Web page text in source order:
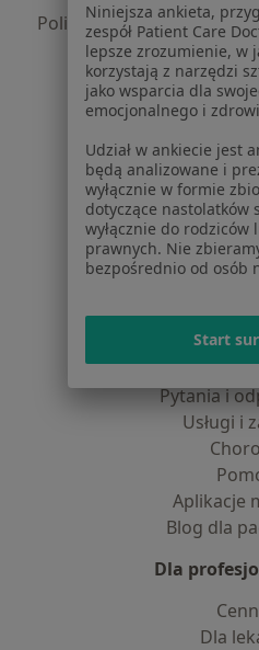
Polityka prywatności dla
dane
Polityka
Jak działają
O
Praca
Centrum
Placówki
Pytania i
Usługi i
Aplikacje
Blog dla
Dla
Dla
Niniejsza ankieta,
zespół Patient Care
lepsze zrozumienie, w
korzystają z narzędzi
jako wsparcia dla
emocjonalnego i
Udział w ankiecie jest
będą analizowane i
wyłącznie w formie
dotyczące nastolatków
wyłącznie do rodziców
prawnych. Nie
bezpośrednio od osób
Start